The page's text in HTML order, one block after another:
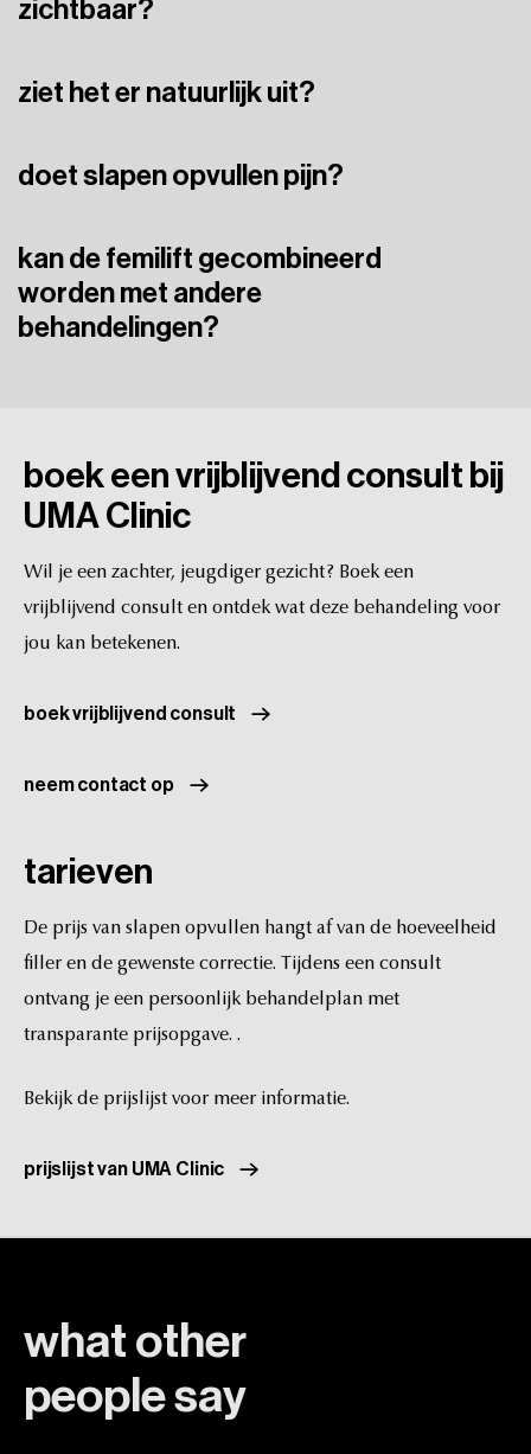
zichtbaar?
ziet het er natuurlijk uit?
natuurlijk.
doet slapen opvullen pijn?
comfort.
kan de femilift gecombineerd
worden met andere
behandelingen?
boek een vrijblijvend consult bij
UMA Clinic
Wil je een zachter, jeugdiger gezicht? Boek een
vrijblijvend consult en ontdek wat deze behandeling voor
jou kan betekenen.
boek vrijblijvend consult
neem contact op
tarieven
De prijs van slapen opvullen hangt af van de hoeveelheid
filler en de gewenste correctie. Tijdens een consult
ontvang je een persoonlijk behandelplan met
transparante prijsopgave. .
Bekijk de prijslijst voor meer informatie.
prijslijst van UMA Clinic
what other
peoplesay